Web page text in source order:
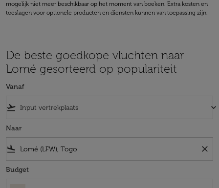
mogelijk niet meer beschikbaar op het moment van boeken. Extra kosten en
toeslagen voor optionele producten en diensten kunnen van toepassing zijn.
De beste goedkope vluchten naar
Lomé gesorteerd op populariteit
Vanaf
flight_takeoff keyboard_arrow_down
Naar
flight_land close
Budget